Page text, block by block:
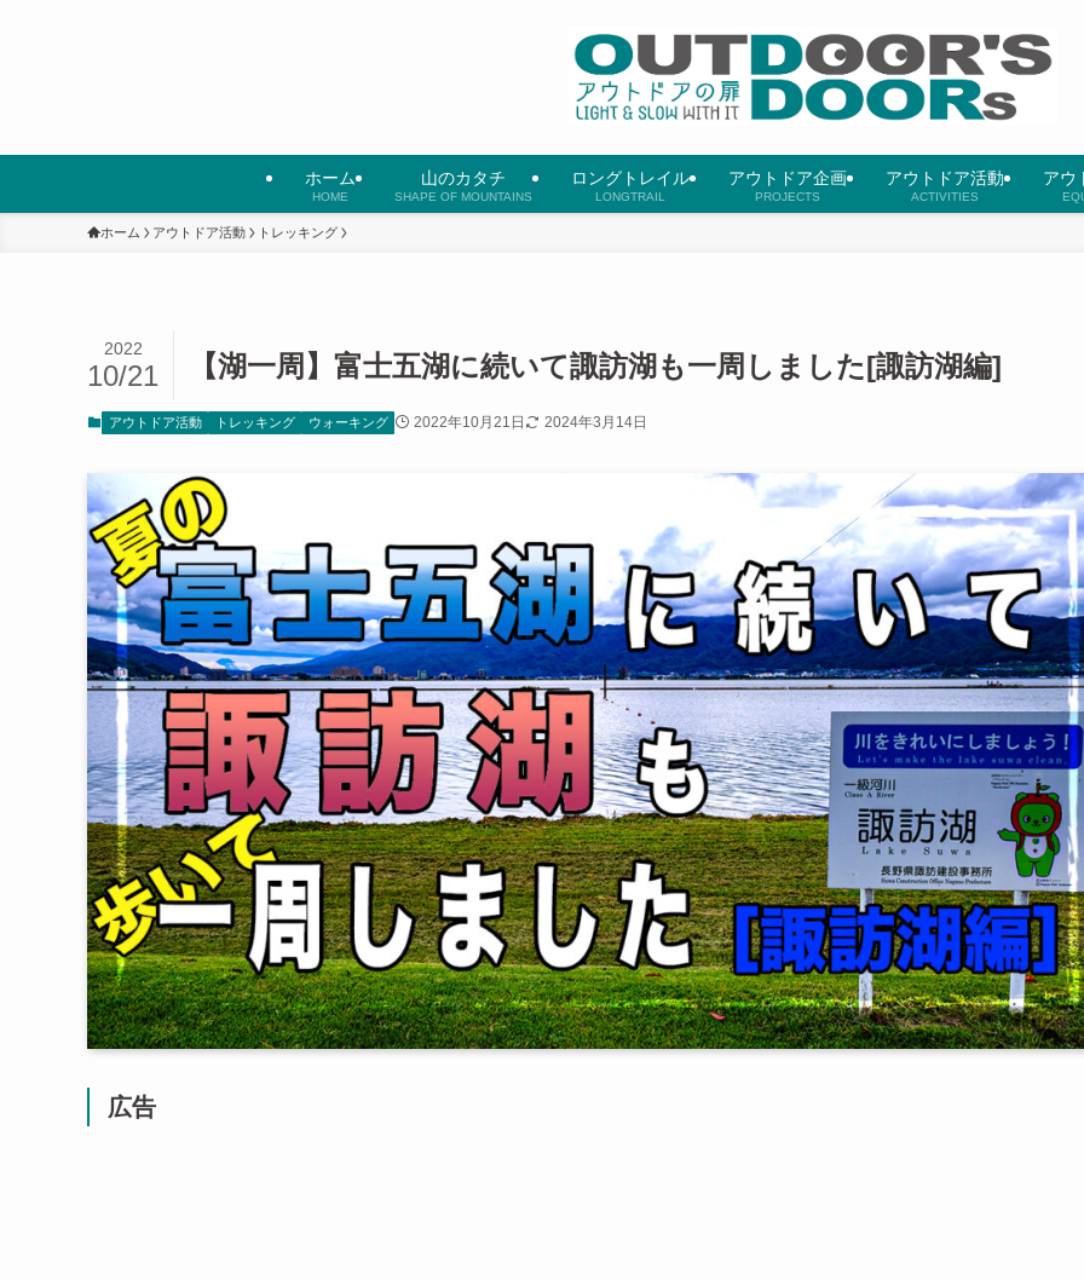
ホーム
HOME
山のカタチ
SHAPE OF MOUNTAINS
ロングトレイル
LONGTRAIL
アウトドア企画
PROJECTS
アウトドア活動
ACTIVITIES
アウ
ホーム アウトドア活動 トレッキング
【湖一周】富士五湖に続いて諏訪湖も一周しました[諏訪湖編]
2022
10/21
アウトドア活動 トレッキング ウォーキング 2022年10月21日 2024年3月14日
広告